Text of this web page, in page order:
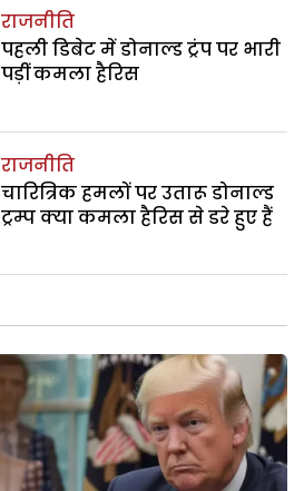
राजनीति
पहली डिबेट में डोनाल्ड ट्रंप पर भारी
पड़ीं कमला हैरिस
राजनीति
चारित्रिक हमलों पर उतारू डोनाल्ड
ट्रम्प क्या कमला हैरिस से डरे हुए हैं